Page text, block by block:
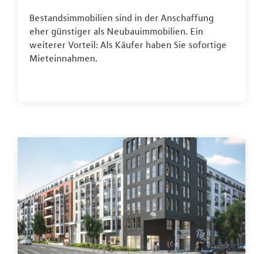
Bestandsimmobilien sind in der Anschaffung
eher günstiger als Neubauimmobilien. Ein
weiterer Vorteil: Als Käufer haben Sie sofortige
Mieteinnahmen.